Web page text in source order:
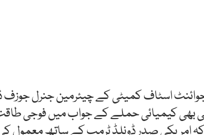
اسٹاف کمیٹی کے چیئرمین جنرل جوزف
بھی کیمیائی حملے کے جواب میں فوجی